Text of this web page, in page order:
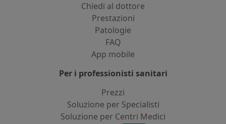
Chiedi al dottore
Prestazioni
Patologie
FAQ
App mobile
Per i professionisti sanitari
Prezzi
Soluzione per Specialisti
Soluzione per Centri Medici